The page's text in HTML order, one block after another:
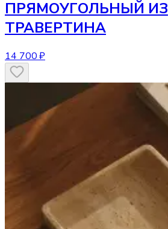
ПРЯМОУГОЛЬНЫЙ ИЗ
ТРАВЕРТИНА
14 700 ₽